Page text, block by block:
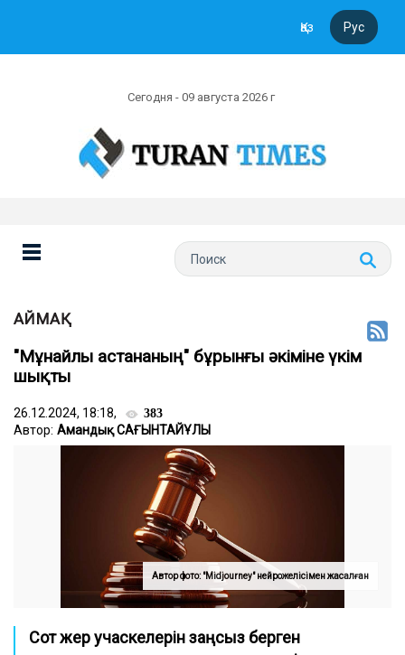
Қаз Рус
Сегодня - 09 августа 2026 г
АЙМАҚ
"Мұнайлы астананың" бұрынғы әкіміне үкім
шықты
26.12.2024, 18:18, 383
Автор: Амандық САҒЫНТАЙҰЛЫ
Автор фото: "Midjourney" нейрожелісімен жасалған
Сот жер учаскелерін заңсыз берген